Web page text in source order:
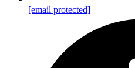
[email protected]